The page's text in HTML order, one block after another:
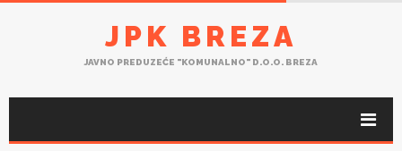
JPK BREZA
JAVNO PREDUZEĆE "KOMUNALNO" D.O.O. BREZA